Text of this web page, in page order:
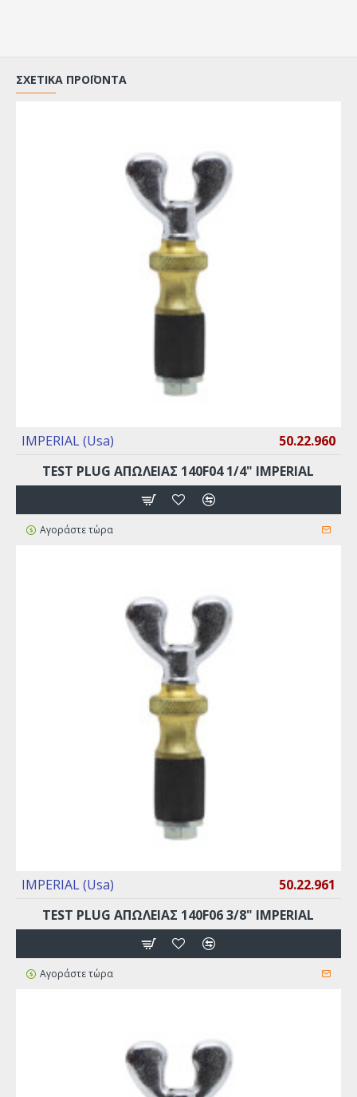
ΣΧΕΤΙΚΆ ΠΡΟΪΌΝΤΑ
IMPERIAL (Usa)
50.22.960
TEST PLUG ΑΠΩΛΕΙΑΣ 140F04 1/4" IMPERIAL
Αγοράστε τώρα
IMPERIAL (Usa)
50.22.961
TEST PLUG ΑΠΩΛΕΙΑΣ 140F06 3/8" IMPERIAL
Αγοράστε τώρα